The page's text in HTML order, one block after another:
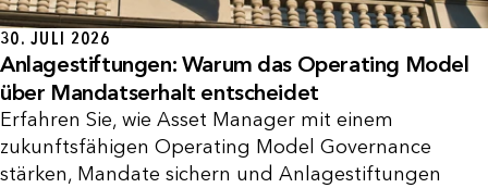
30. JULI 2026
Anlagestiftungen: Warum das Operating Model
über Mandatserhalt entscheidet
Erfahren Sie, wie Asset Manager mit einem
zukunftsfähigen Operating Model Governance
stärken, Mandate sichern und Anlagestiftungen